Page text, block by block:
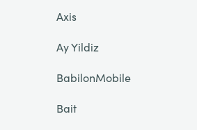
Axis
Ay Yildiz
BabilonMobile
Bait